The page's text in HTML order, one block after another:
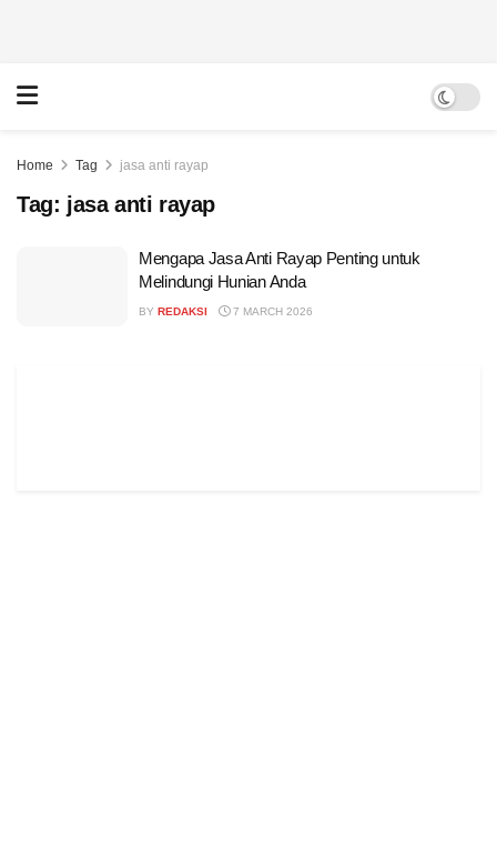
Home Tag jasa anti rayap
Tag: jasa anti rayap
Mengapa Jasa Anti Rayap Penting untuk
Melindungi Hunian Anda
BY REDAKSI 7 MARCH 2026